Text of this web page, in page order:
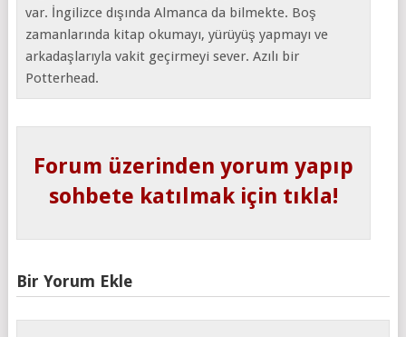
var. İngilizce dışında Almanca da bilmekte. Boş
zamanlarında kitap okumayı, yürüyüş yapmayı ve
arkadaşlarıyla vakit geçirmeyi sever. Azılı bir
Potterhead.
Forum üzerinden yorum yapıp
sohbete katılmak için tıkla!
Bir Yorum Ekle